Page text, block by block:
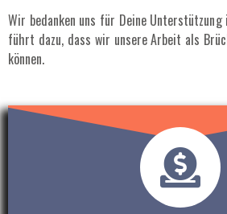
Wir bedanken uns für Deine Unterstützung
führt dazu, dass wir unsere Arbeit als
können.